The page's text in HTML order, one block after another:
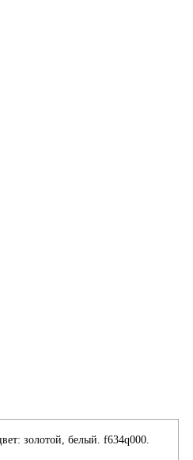
золотой, белый. f634q000.